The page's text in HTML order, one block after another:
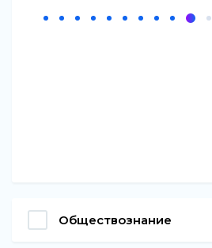
Обществознание